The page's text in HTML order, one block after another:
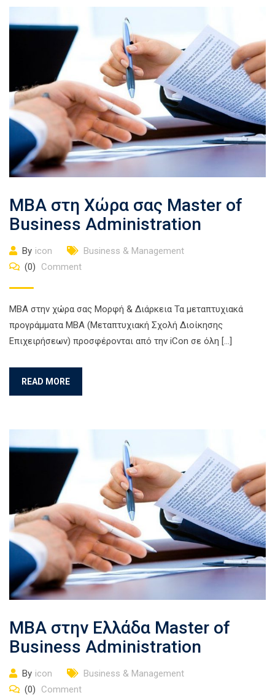
MBA στη Xώρα σας Master of
Business Administration
By icon
Business & Management
(0)
Comment
ΜΒΑ στην χώρα σας Μορφή & Διάρκεια Τα μεταπτυχιακά
προγράμματα MBA (Μεταπτυχιακή Σχολή Διοίκησης
Επιχειρήσεων) προσφέρονται από την iCon σε όλη […]
READ MORE
MBA στην Ελλάδα Master of
Business Administration
By icon
Business & Management
(0)
Comment